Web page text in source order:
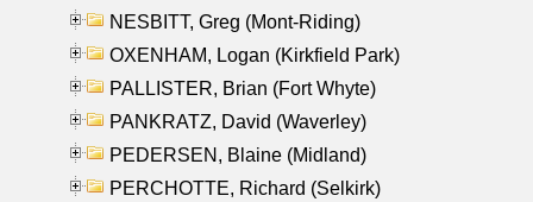
NESBITT, Greg (Mont-Riding)
OXENHAM, Logan (Kirkfield Park)
PALLISTER, Brian (Fort Whyte)
PANKRATZ, David (Waverley)
PEDERSEN, Blaine (Midland)
PERCHOTTE, Richard (Selkirk)